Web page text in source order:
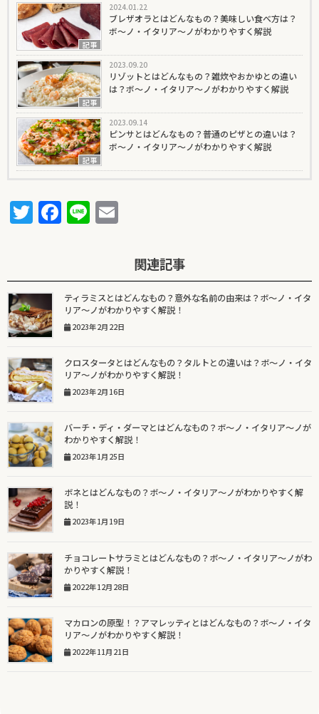
記事
2024.01.22
ブレザオラとはどんなもの？美味しい食べ方は？
ボ～ノ・イタリア～ノがわかりやすく解説
記事
2023.09.20
リゾットとはどんなもの？雑炊やおかゆとの違い
は？ボ～ノ・イタリア～ノがわかりやすく解説
記事
2023.09.14
ピンサとはどんなもの？普通のピザとの違いは？
ボ～ノ・イタリア～ノがわかりやすく解説
T
te
r
F
e
b
o
k
Li
ai
l
関連記事
ティラミスとはどんなもの？意外な名前の由来は？ボ～ノ・イタ
リア～ノがわかりやすく解説！
2023年2月22日
クロスタータとはどんなもの？タルトとの違いは？ボ～ノ・イタ
リア～ノがわかりやすく解説！
2023年2月16日
バーチ・ディ・ダーマとはどんなもの？ボ～ノ・イタリア～ノが
わかりやすく解説！
2023年1月25日
ボネとはどんなもの？ボ～ノ・イタリア～ノがわかりやすく解
説！
2023年1月19日
チョコレートサラミとはどんなもの？ボ～ノ・イタリア～ノがわ
かりやすく解説！
2022年12月28日
マカロンの原型！？アマレッティとはどんなもの？ボ～ノ・イタ
リア～ノがわかりやすく解説！
2022年11月21日